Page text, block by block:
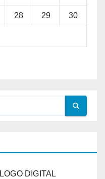
28 29 30
DIGITAL